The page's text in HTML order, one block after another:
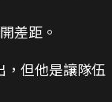
差距。
，但他是讓隊伍